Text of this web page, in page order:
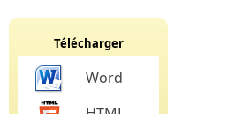
Télécharger
Word